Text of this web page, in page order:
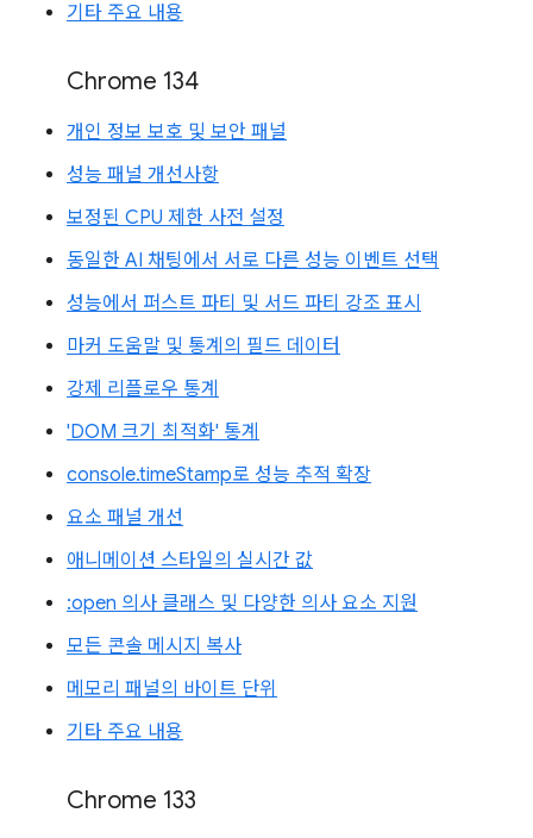
기타 주요 내용
Chrome 134
개인 정보 보호 및 보안 패널
성능 패널 개선사항
보정된 CPU 제한 사전 설정
동일한 AI 채팅에서 서로 다른 성능 이벤트 선택
성능에서 퍼스트 파티 및 서드 파티 강조 표시
마커 도움말 및 통계의 필드 데이터
강제 리플로우 통계
'DOM 크기 최적화' 통계
console.timeStamp로 성능 추적 확장
요소 패널 개선
애니메이션 스타일의 실시간 값
:open 의사 클래스 및 다양한 의사 요소 지원
모든 콘솔 메시지 복사
메모리 패널의 바이트 단위
기타 주요 내용
Chrome 133